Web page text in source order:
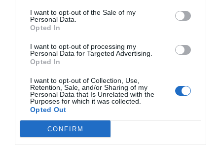
I want to opt-out of the Sale of my
Personal Data.
Opted In
I want to opt-out of processing my
Personal Data for Targeted Advertising.
Opted In
I want to opt-out of Collection, Use,
Retention, Sale, and/or Sharing of my
Personal Data that Is Unrelated with the
Purposes for which it was collected.
Opted Out
CONFIRM
Opinión
Enormes minucias
por Eulogio López